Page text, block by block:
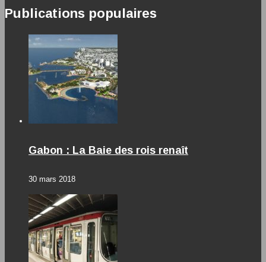
Publications populaires
Gabon : La Baie des rois renaît
30 mars 2018